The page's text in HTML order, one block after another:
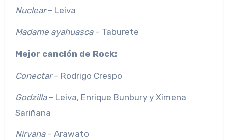
Nuclear– Leiva
Madame ayahuasca– Taburete
Mejor canción de Rock:
Conectar– Rodrigo Crespo
Godzilla– Leiva, Enrique Bunbury y Ximena
Sariñana
Nirvana– Arawato